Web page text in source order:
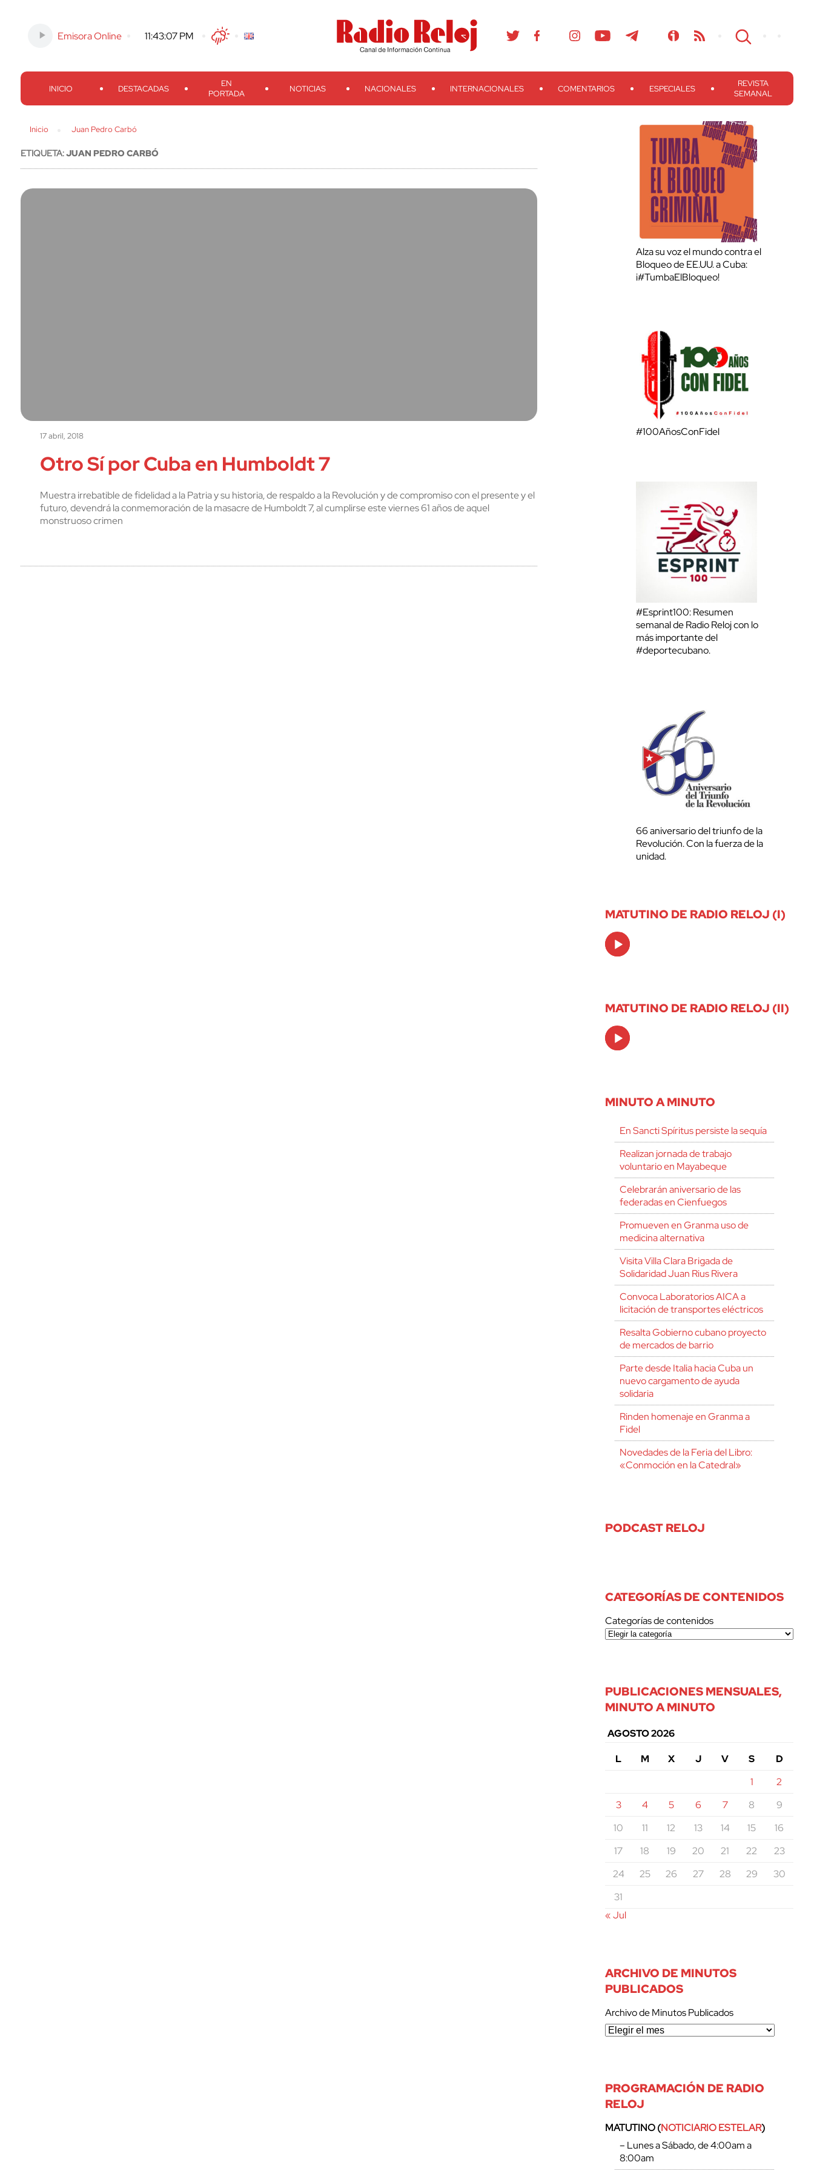
Emisora Online 11:43:08 PM TwitterFacebook
Threads
Instagram TelegramTeveo Ivoox RSS Search
INICIO DESTACADAS
EN
PORTADA
NOTICIAS NACIONALES INTERNACIONALES COMENTARIOS ESPECIALES
REVISTA
SEMANAL
Inicio Juan Pedro Carbó
ETIQUETA:JUAN PEDRO CARBÓ
17 abril, 2018
Otro Sí por Cuba en Humboldt 7
Muestra irrebatible de fidelidad a la Patria y su historia, de respaldo a la Revolución y de compromiso con el presente y el
futuro, devendrá la conmemoración de la masacre de Humboldt 7, al cumplirse este viernes 61 años de aquel
monstruoso crimen
Alza su voz el mundo contra el
Bloqueo de EE.UU. a Cuba:
¡#TumbaElBloqueo!
#100AñosConFidel
#Esprint100: Resumen
semanal de Radio Reloj con lo
más importante del
#deportecubano.
66 aniversario del triunfo de la
Revolución. Con la fuerza de la
unidad.
MATUTINO DE RADIO RELOJ (I)
Audio
Player
MATUTINO DE RADIO RELOJ (II)
Audio
Player
MINUTO A MINUTO
En Sancti Spíritus persiste la sequía
Realizan jornada de trabajo
voluntario en Mayabeque
Celebrarán aniversario de las
federadas en Cienfuegos
Promueven en Granma uso de
medicina alternativa
Visita Villa Clara Brigada de
Solidaridad Juan Rius Rivera
Convoca Laboratorios AICA a
licitación de transportes eléctricos
Resalta Gobierno cubano proyecto
de mercados de barrio
Parte desde Italia hacia Cuba un
nuevo cargamento de ayuda
solidaria
Rinden homenaje en Granma a
Fidel
Novedades de la Feria del Libro:
«Conmoción en la Catedral»
PODCAST RELOJ
CATEGORÍAS DE CONTENIDOS
Categorías de contenidos
PUBLICACIONES MENSUALES,
MINUTO A MINUTO
AGOSTO 2026
L
M X J V S
D
1
2
3
4 5 6 7 8
9
10
11 12 13 14 15
16
17
18 19 20 21 22
23
24
25 26 27 28 29
30
31
« Jul
ARCHIVO DE MINUTOS
PUBLICADOS
Archivo de Minutos Publicados
PROGRAMACIÓN DE RADIO
RELOJ
MATUTINO (NOTICIARIO ESTELAR)
– Lunes a Sábado, de 4:00am a
8:00am